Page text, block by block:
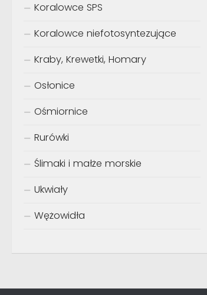
Koralowce SPS
Koralowce niefotosyntezujące
Kraby, Krewetki, Homary
Osłonice
Ośmiornice
Rurówki
Ślimaki i małże morskie
Ukwiały
Wężowidła